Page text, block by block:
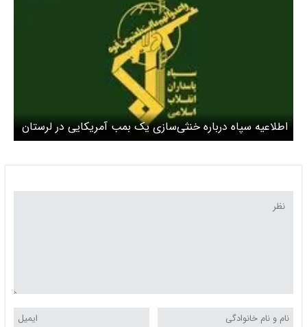
اطلاعیه سپاه درباره خنثی‌سازی یک بمب آمریکایی در لرستان
+ عکس